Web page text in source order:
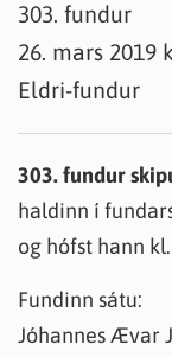
303. fundur
26. mars 2019
Eldri-fundur
303. fundur
haldinn í
og hófst hann
Fundinn sátu:
Jóhannes Ævar